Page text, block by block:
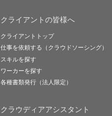
クライアントの皆様へ
クライアントトップ
仕事を依頼する（クラウドソーシング）
スキルを探す
ワーカーを探す
各種書類発行（法人限定）
クラウディアアシスタント